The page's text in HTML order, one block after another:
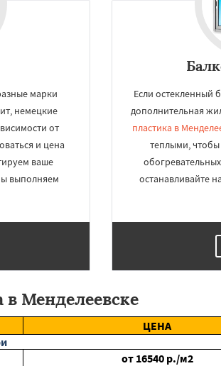
марки
немецкие
от
и цена
ваше
выполняем
Если остекленный
дополнительная
пластика в
теплыми,
останавливайте
Менделеевске
ЦЕНА
от 16540 р./м2